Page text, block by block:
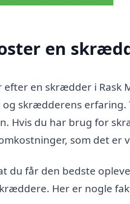
en
efter en skrædder i Rask
skrædderens
Hvis du har brug for
som det er
du får den bedste
Her er nogle